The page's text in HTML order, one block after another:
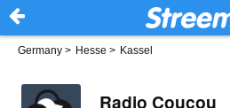
Germany > Hesse > Kassel
Radio Coucou